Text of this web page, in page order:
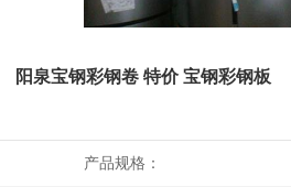
阳泉宝钢彩钢卷 特价 宝钢彩钢板
产品规格：